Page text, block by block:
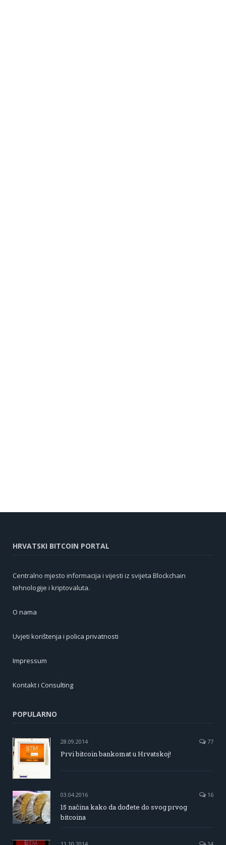
HRVATSKI BITCOIN PORTAL
Centralno mjesto informacija i vijesti iz svijeta Blockchain
tehnologije i kriptovaluta.
O nama
Uvjeti korištenja i polica privatnosti
Impressum
Kontakt i Consulting
POPULARNO
28.09.2014 77
Prvi bitcoin bankomat u Hrvatskoj!
03.04.2016 16
15 načina kako da dođete do svog prvog
bitcoina